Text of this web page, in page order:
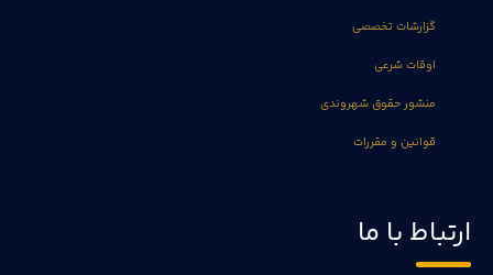
گزارشات تخصصی
اوقات شرعی
منشور حقوق شهروندی
قوانین و مقررات
ارتباط با ما